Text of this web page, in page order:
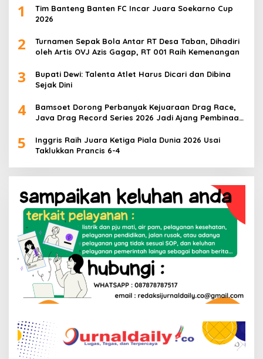
1
Tim Banteng Banten FC Incar Juara Soekarno Cup
2026
2
Turnamen Sepak Bola Antar RT Desa Taban, Dihadiri
oleh Artis OVJ Azis Gagap, RT 001 Raih Kemenangan
3
Bupati Dewi: Talenta Atlet Harus Dicari dan Dibina
Sejak Dini
4
Bamsoet Dorong Perbanyak Kejuaraan Drag Race,
Java Drag Record Series 2026 Jadi Ajang Pembinaan
5
Inggris Raih Juara Ketiga Piala Dunia 2026 Usai
Taklukkan Prancis 6-4